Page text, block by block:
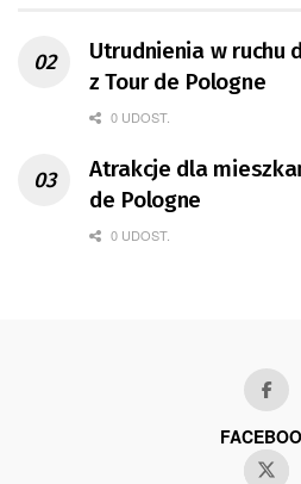
Utrudnienia w ruchu
z Tour de Pologne
0 UDOST.
Atrakcje dla
de Pologne
0 UDOST.